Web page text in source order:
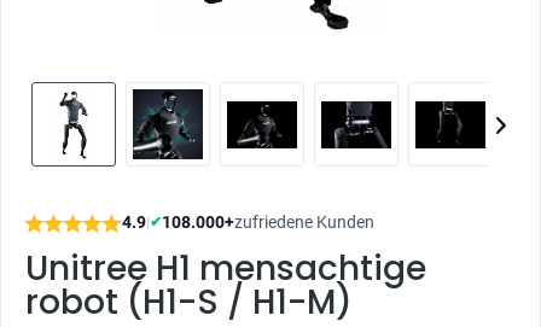
4.9|✔108.000+zufriedene Kunden
Unitree H1 mensachtige
robot (H1-S / H1-M)